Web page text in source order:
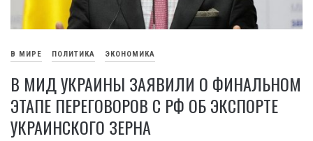
В МИРЕ ПОЛИТИКА ЭКОНОМИКА
В МИД УКРАИНЫ ЗАЯВИЛИ О ФИНАЛЬНОМ
ЭТАПЕ ПЕРЕГОВОРОВ С РФ ОБ ЭКСПОРТЕ
УКРАИНСКОГО ЗЕРНА